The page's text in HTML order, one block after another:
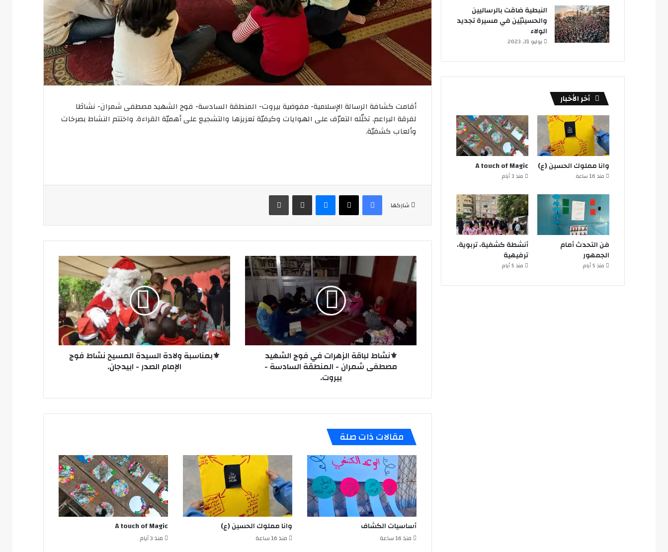
أقامت كشافة الرسالة الإسلامية- مفوضية بيروت- المنطقة السادسة- فوج الشهيد مصطفى شمران- نشاطًا
لفرقة البراعم. تخلّله التعرّف على الهوايات وكيفيّة تعزيزها والتشجيع على أهميّة القراءة. واختتم النشاط بصرخات
وألعاب كشفيّة.
شاركها
فيسبوك
‫X ماسنجر مشاركة عبر البريد طباعة
⚜️نشاط
لباقة
الزهرات
الشهيد
مصطفى
شمران
-
المنطقة
السادسة
⚜️نشاط لباقة الزهرات في فوج الشهيد
مصطفى شمران - المنطقة السادسة -
بيروت.
⚜️بمناسبة
ولادة
السيدة
المسيح
نشاط
فوج
الإمام
الصدر
-
ابيدجان.
⚜️بمناسبة ولادة السيدة المسيح نشاط فوج
الإمام الصدر - ابيدجان.
مقالات ذات صلة
أساسيات الكشاف
منذ 16 ساعة
وانا مملوك الحسين (ع)
منذ 16 ساعة
A touch of Magic
منذ 3 أيام
النبطية ضاقت بالرساليين
والحسينيّين في مسيرة تجديد
الولاء
يوليو 31, 2023
أخر الأخبار
وانا مملوك الحسين (ع)
منذ 16 ساعة
A touch of Magic
منذ 3 أيام
فن التحدث أمام
الجمهور
منذ 5 أيام
أنشطة كشفية، تربوية،
ترفيهية
منذ 5 أيام